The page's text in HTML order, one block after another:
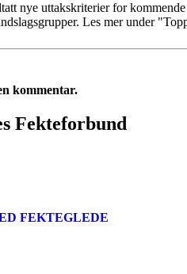
nye uttakskriterier for
Les mer under
kommentar.
Fekteforbund
FEKTEGLEDE